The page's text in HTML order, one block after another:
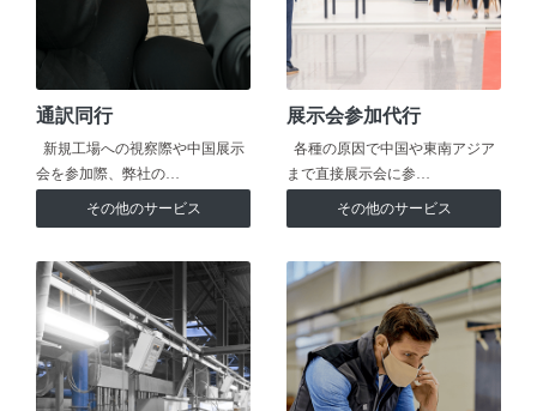
通訳同行
新規工場への視察際や中国展示
会を参加際、弊社の…
その他のサービス
展示会参加代行
各種の原因で中国や東南アジア
まで直接展示会に参…
その他のサービス